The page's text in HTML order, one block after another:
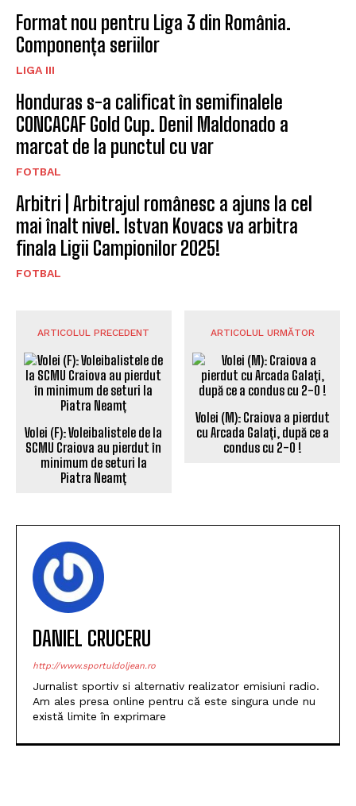
Format nou pentru Liga 3 din România.
Componența seriilor
LIGA III
Honduras s-a calificat în semifinalele
CONCACAF Gold Cup. Denil Maldonado a
marcat de la punctul cu var
FOTBAL
Arbitri | Arbitrajul românesc a ajuns la cel
mai înalt nivel. Istvan Kovacs va arbitra
finala Ligii Campionilor 2025!
FOTBAL
ARTICOLUL PRECEDENT
Volei (F): Voleibalistele de la
SCMU Craiova au pierdut în
minimum de seturi la
Piatra Neamț
ARTICOLUL URMĂTOR
Volei (M): Craiova a pierdut
cu Arcada Galați, după ce a
condus cu 2-0 !
DANIEL CRUCERU
http://www.sportuldoljean.ro
Jurnalist sportiv si alternativ realizator emisiuni radio.
Am ales presa online pentru că este singura unde nu
există limite în exprimare